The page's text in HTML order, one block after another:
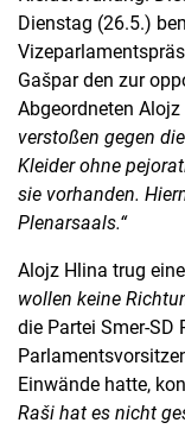
Dienstag (26.5.)
Gašpar den zur
Abgeordneten
verstoßen gegen
Kleider ohne
sie vorhanden.
Plenarsaals.“
Alojz Hlina trug
wollen keine
die Partei Smer-SD
Einwände hatte,
Raši hat es nicht